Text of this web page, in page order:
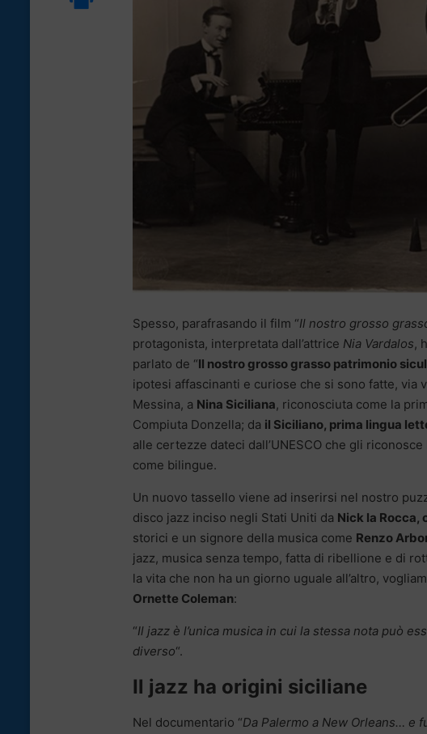
Spesso, parafrasando il film “Il nostro grosso
protagonista, interpretata dall’attrice Nia Vardalos,
parlato de “Il nostro grosso grasso patrimonio
ipotesi affascinanti e curiose che si sono fatte, via
Messina, a Nina Siciliana, riconosciuta come la
Compiuta Donzella; da il Siciliano, prima lingua
alle certezze dateci dall’UNESCO che gli riconosce
come bilingue.
Un nuovo tassello viene ad inserirsi nel nostro
disco jazz inciso negli Stati Uniti da Nick la Rocca,
storici e un signore della musica come Renzo
jazz, musica senza tempo, fatta di ribellione e di
la vita che non ha un giorno uguale all’altro,
Ornette Coleman:
“Il jazz è l’unica musica in cui la stessa nota può
diverso“.
Il jazz ha origini siciliane
Nel documentario “Da Palermo a New Orleans… e